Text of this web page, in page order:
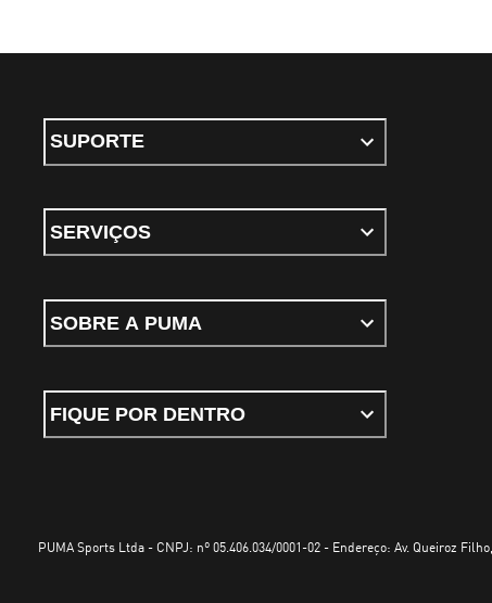
SUPORTE
SERVIÇOS
SOBRE A PUMA
FIQUE POR DENTRO
PUMA Sports Ltda - CNPJ: nº 05.406.034/0001-02 - Endereço: Av. Queiroz